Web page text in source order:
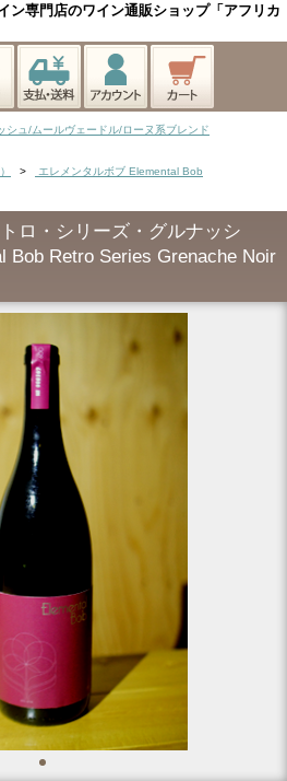
ン専門店のワイン通販ショップ「アフリカ
シュ/ムールヴェードル/ローヌ系ブレンド
>
エレメンタルボブ Elemental Bob
ロ・シリーズ・グルナッシ
Bob Retro Series Grenache Noir